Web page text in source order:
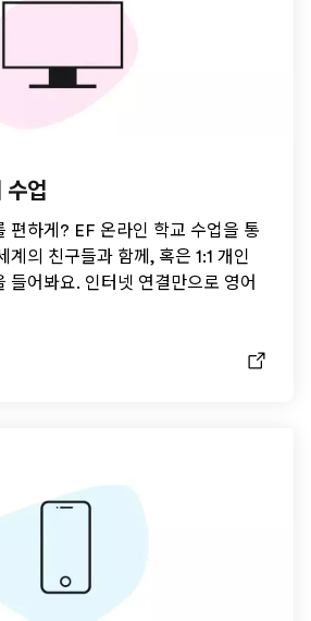
수업
편하게? EF 온라인 학교 수업을 통
계의 친구들과 함께, 혹은 1:1 개인
들어봐요. 인터넷 연결만으로 영어